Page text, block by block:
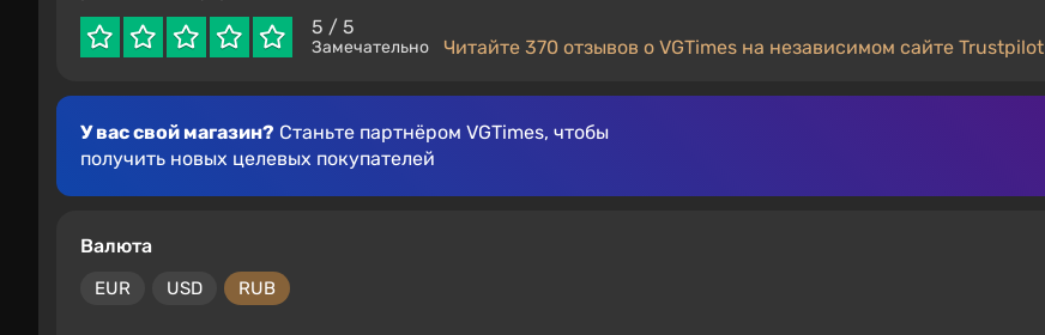
5 / 5
Замечательно Читайте 370 отзывов о VGTimes на независимом сайте Trustpilot
У вас свой магазин? Станьте партнёром VGTimes, чтобы
получить новых целевых покупателей
Валюта
EUR USD RUB